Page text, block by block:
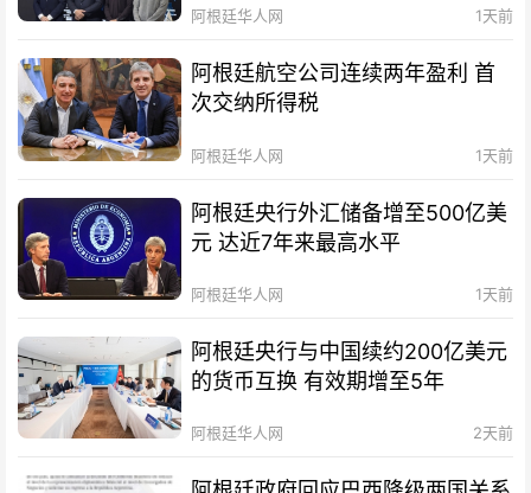
阿根廷华人网 1天前
阿根廷航空公司连续两年盈利 首
次交纳所得税
阿根廷华人网 1天前
阿根廷央行外汇储备增至500亿美
元 达近7年来最高水平
阿根廷华人网 1天前
阿根廷央行与中国续约200亿美元
的货币互换 有效期增至5年
阿根廷华人网 2天前